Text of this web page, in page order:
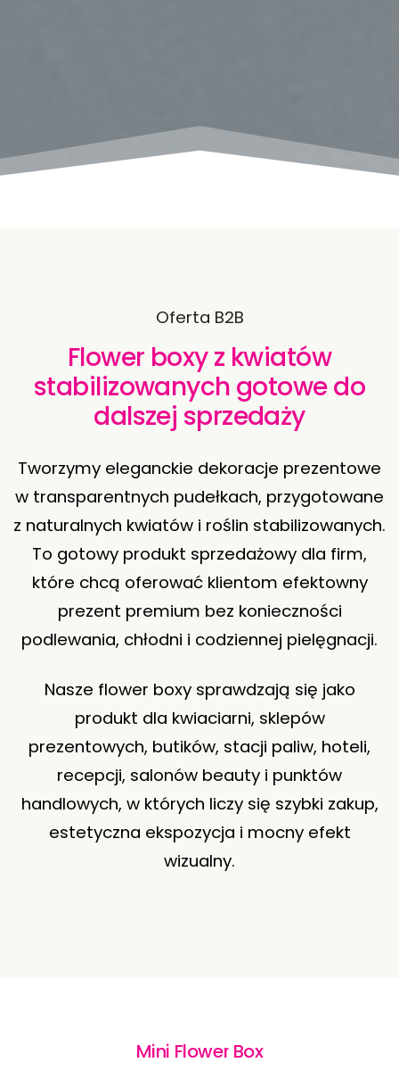
Oferta B2B
Flower boxy z kwiatów
stabilizowanych gotowe do
dalszej sprzedaży
Tworzymy eleganckie dekoracje prezentowe
w transparentnych pudełkach, przygotowane
z naturalnych kwiatów i roślin stabilizowanych.
To gotowy produkt sprzedażowy dla firm,
które chcą oferować klientom efektowny
prezent premium bez konieczności
podlewania, chłodni i codziennej pielęgnacji.
Nasze flower boxy sprawdzają się jako
produkt dla kwiaciarni, sklepów
prezentowych, butików, stacji paliw, hoteli,
recepcji, salonów beauty i punktów
handlowych, w których liczy się szybki zakup,
estetyczna ekspozycja i mocny efekt
wizualny.
Mini Flower Box